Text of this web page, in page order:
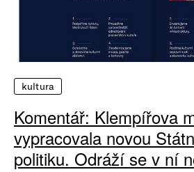
kultura
Komentář: Klempířova
vypracovala novou
politiku. Odráží se v ní